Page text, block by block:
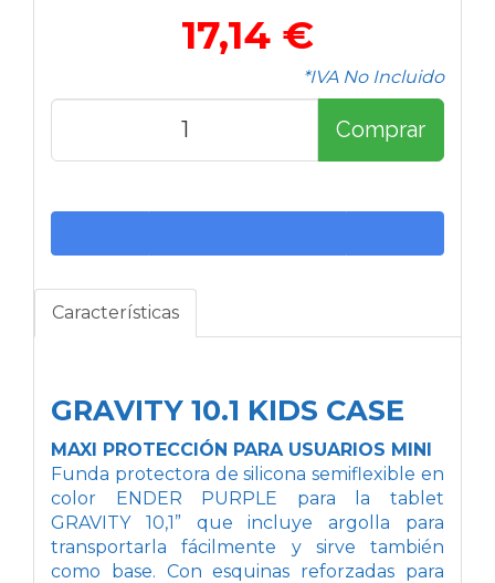
17,14 €
*IVA No Incluido
Comprar
Características
GRAVITY 10.1 KIDS CASE
MAXI PROTECCIÓN PARA USUARIOS MINI
Funda protectora de silicona semiflexible en
color ENDER PURPLE para la tablet
GRAVITY 10,1” que incluye argolla para
transportarla fácilmente y sirve también
como base. Con esquinas reforzadas para